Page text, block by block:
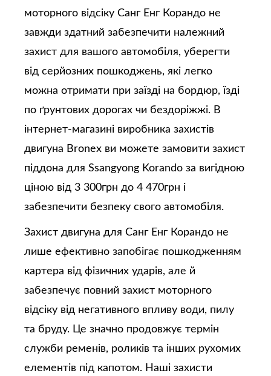
моторного відсіку Санг Енг Корандо не
завжди здатний забезпечити належний
захист для вашого автомобіля, уберегти
від серйозних пошкоджень, які легко
можна отримати при заїзді на бордюр, їзді
по ґрунтових дорогах чи бездоріжжі. В
інтернет-магазині виробника захистів
двигуна Bronex ви можете замовити захист
піддона для Ssangyong Korando за вигідною
ціною від 3 300грн до 4 470грн і
забезпечити безпеку свого автомобіля.
Захист двигуна для Санг Енг Корандо не
лише ефективно запобігає пошкодженням
картера від фізичних ударів, але й
забезпечує повний захист моторного
відсіку від негативного впливу води, пилу
та бруду. Це значно продовжує термін
служби ременів, роликів та інших рухомих
елементів під капотом. Наші захисти